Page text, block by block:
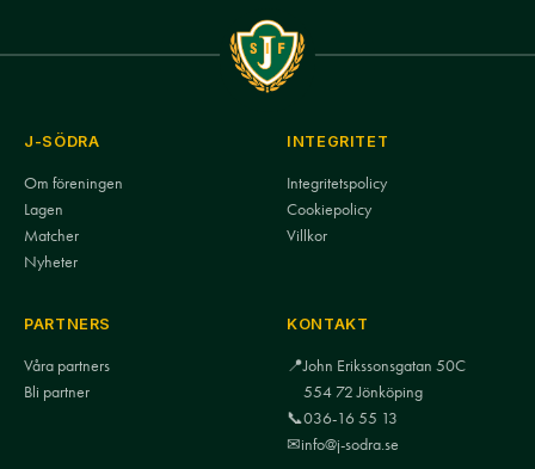
J-SÖDRA
Om föreningen
Lagen
Matcher
Nyheter
INTEGRITET
Integritetspolicy
Cookiepolicy
Villkor
PARTNERS
Våra partners
Bli partner
KONTAKT
📍John Erikssonsgatan 50C
554 72 Jönköping
📞036-16 55 13
✉info@j-sodra.se